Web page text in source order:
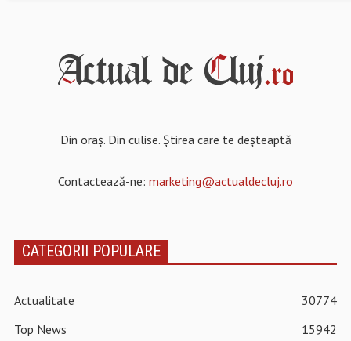
Din oraș. Din culise. Știrea care te deșteaptă
Contactează-ne: marketing@actualdecluj.ro
CATEGORII POPULARE
Actualitate
30774
Top News
15942